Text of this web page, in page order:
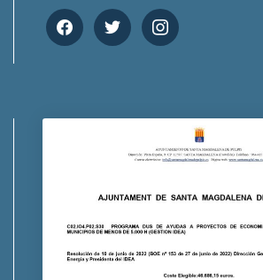
facebooktwitter instagram